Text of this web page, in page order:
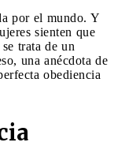
por el mundo. Y
sienten que
trata de un
una anécdota de
obediencia